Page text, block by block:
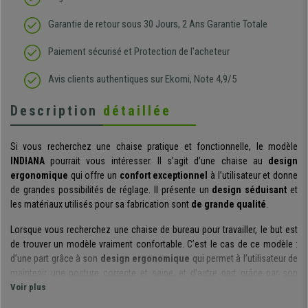
Garantie de retour sous 30 Jours, 2 Ans Garantie Totale
Paiement sécurisé et Protection de l'acheteur
Avis clients authentiques sur Ekomi, Note 4,9/5
Description détaillée
Si vous recherchez une chaise pratique et fonctionnelle, le modèle
INDIANA pourrait vous intéresser. Il s’agit d’une chaise au design
ergonomique qui offre un confort exceptionnel
à l’utilisateur et donne
de grandes possibilités de réglage. Il présente un design séduisant et
les matériaux utilisés pour sa fabrication sont de grande qualité.
Lorsque vous recherchez une chaise de bureau pour travailler, le but est
de trouver un modèle vraiment confortable. C’est le cas de ce modèle :
d’une part grâce à son design ergonomique qui permet à l’utilisateur de
maintenir une posture correcte et saine, et d’autre part grâce par son
rembourrage épais à haute densité
Voir plus